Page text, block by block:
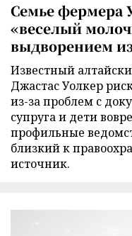
Семье фермера
«веселый
выдворением
Известный
Джастас Уолкер
из-за проблем с
супруга и дети
профильные
близкий к
источник.